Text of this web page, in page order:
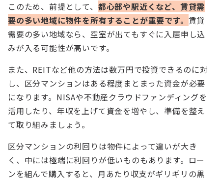
このため、前提として、 都心部や駅近くなど、賃貸需
要の多い地域に物件を所有することが重要です。 賃貸
需要の多い地域なら、空室が出てもすぐに入居申し込
みが入る可能性が高いです。
また、REITなど他の方法は数万円で投資できるのに対
し、区分マンションはある程度まとまった資金が必要
になります。NISAや不動産クラウドファンディングを
活用したり、年収を上げて資金を増やし、準備を整え
て取り組みましょう。
区分マンションの利回りは物件によって違いが大き
く、中には極端に利回りが低いものもあります。ロー
ンを組んで購入すると、月あたり収支がギリギリの黒